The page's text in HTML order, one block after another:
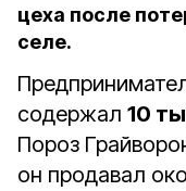
цеха после
селе.
содержал 10
Пороз
он продавал